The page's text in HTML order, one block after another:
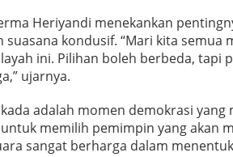
Heriyandi menekankan
kondusif. “Mari kita semua
ini. Pilihan boleh berbeda, tapi
ujarnya.
adalah momen demokrasi yang
memilih pemimpin yang akan
sangat berharga dalam